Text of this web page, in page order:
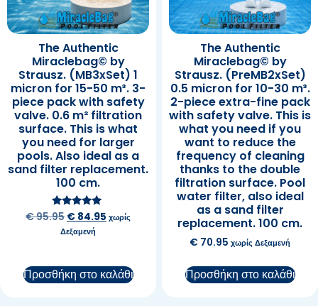
The Authentic
Miraclebag© by
Strausz. (MB3xSet) 1
micron for 15-50 m³. 3-
piece pack with safety
valve. 0.6 m² filtration
surface. This is what
you need for larger
pools. Also ideal as a
sand filter replacement.
100 cm.
Βαθμολογήθηκε
με
5.00
€95.95 € 84.95 χωρίς
Δεξαμενή
Προσθήκη στο καλάθι
The Authentic
Miraclebag© by
Strausz. (PreMB2xSet)
0.5 micron for 10-30 m³.
2-piece extra-fine pack
with safety valve. This is
what you need if you
want to reduce the
frequency of cleaning
thanks to the double
filtration surface. Pool
water filter, also ideal
as a sand filter
replacement. 100 cm.
€ 70.95 χωρίς Δεξαμενή
Προσθήκη στο καλάθι